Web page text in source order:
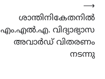
ശാന്തിനികേതനിൽ
എം.എൽ.എ. വിദ്യാഭ്യാസ
അവാർഡ് വിതരണം
നടന്നു
⟶